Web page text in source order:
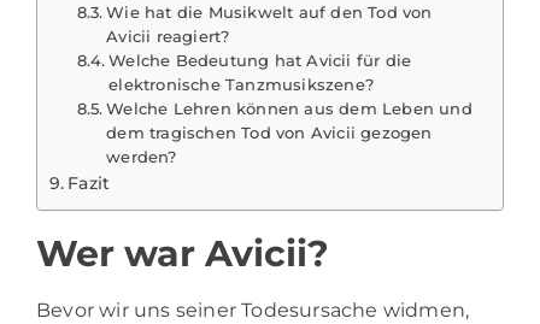
Wie hat die Musikwelt auf den Tod von
Avicii reagiert?
Welche Bedeutung hat Avicii für die
elektronische Tanzmusikszene?
Welche Lehren können aus dem Leben und
dem tragischen Tod von Avicii gezogen
werden?
Fazit
Wer war Avicii?
Bevor wir uns seiner Todesursache widmen,